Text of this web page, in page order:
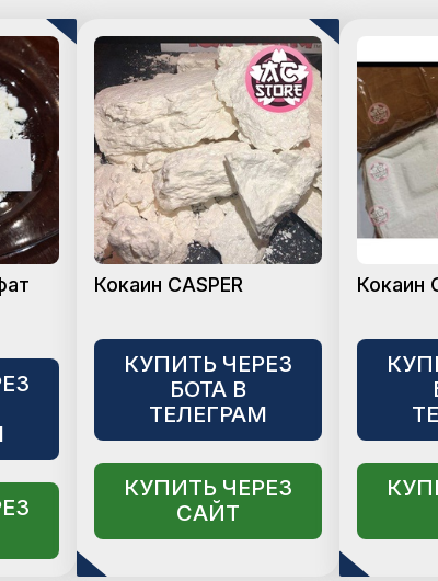
Кокаин CASPER
КУПИТЬ ЧЕРЕЗ
БОТА В
ТЕЛЕГРАМ
КУПИТЬ ЧЕРЕЗ
САЙТ
Кокаин